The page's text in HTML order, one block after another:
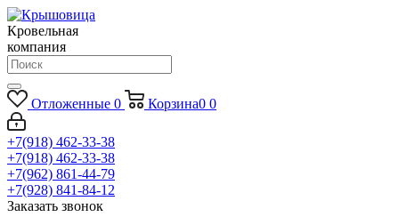
Кровельная
компания
Отложенные 0 Корзина0 0
+7(918) 462-33-38
+7(918) 462-33-38
+7(962) 861-44-79
+7(928) 841-84-12
Заказать звонок